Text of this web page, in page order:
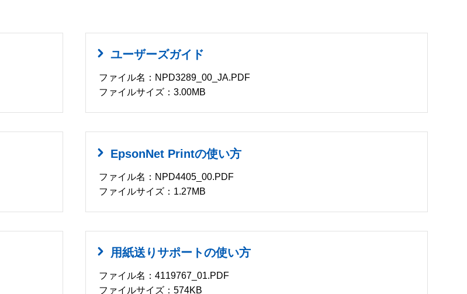
ユーザーズガイド
ファイル名：NPD3289_00_JA.PDF
ファイルサイズ：3.00MB
EpsonNet Printの使い方
ファイル名：NPD4405_00.PDF
ファイルサイズ：1.27MB
用紙送りサポートの使い方
ファイル名：4119767_01.PDF
ファイルサイズ：574KB